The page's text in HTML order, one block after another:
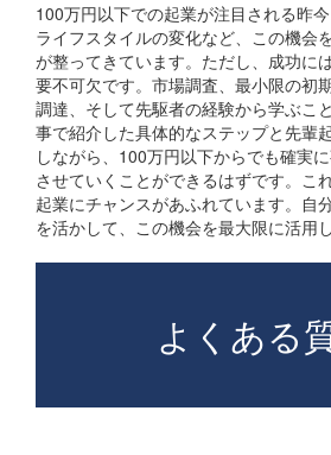
100万円以下での起業が注目される昨
ライフスタイルの変化など、この機会
が整ってきています。ただし、成功に
要不可欠です。市場調査、最小限の初
調達、そして先駆者の経験から学ぶこ
事で紹介した具体的なステップと先輩
しながら、100万円以下からでも確実
させていくことができるはずです。こ
起業にチャンスがあふれています。自
を活かして、この機会を最大限に活用
よくある